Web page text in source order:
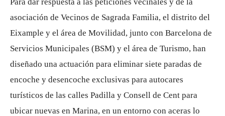
asociación de Vecinos de Sagrada Familia, el distrito del
Eixample y el área de Movilidad, junto con Barcelona de
Servicios Municipales (BSM) y el área de Turismo, han
diseñado una actuación para eliminar siete paradas de
encoche y desencoche exclusivas para autocares
turísticos de las calles Padilla y Consell de Cent para
ubicar nuevas en Marina, en un entorno con aceras lo